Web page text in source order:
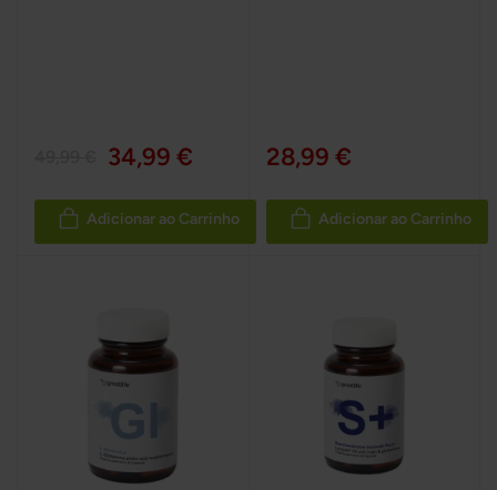
34,99 €
Adicionar ao Carrinho
28,99 €
Adicionar ao Carrinho